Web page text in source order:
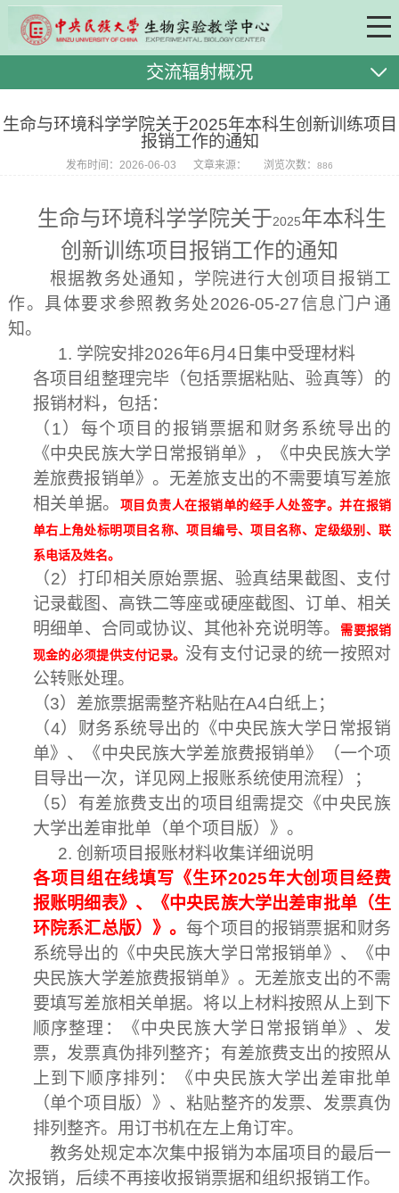
交流辐射概况
生命与环境科学学院关于2025年本科生创新训练项目
报销工作的通知
发布时间：2026-06-03 文章来源： 浏览次数：886
生命与环境科学学院关于2025年本科生
创新训练项目报销工作的通知
根据教务处通知，学院进行大创项目报销工
作。具体要求参照教务处2026-05-27信息门户通
知。
1. 学院安排2026年6月 4 日集中受理材料
各项目组整理完毕（包括票据粘贴、验真等）的
报销材料，包括：
（1）每个项目的报销票据和财务系统导出的
《中央民族大学日常报销单》，《中央民族大学
差旅费报销单》。无差旅支出的不需要填写差旅
相关单据。
项目负责人在报销单的经手人处签字。并在报销
单右上角处标明项目名称、项目编号、项目名称、定级级别、联
系电话及姓名。
（2）打印相关原始票据、验真结果截图、支付
记录截图、高铁二等座或硬座截图、订单、相关
明细单、合同或协议、其他补充说明等。
需要报销
现金的必须提供支付记录。 没有支付记录的统一按照对
公转账处理。
（3）差旅票据需整齐粘贴在A4白纸上；
（4）财务系统导出的《中央民族大学日常报销
单》、《中央民族大学差旅费报销单》（一个项
目导出一次，详见网上报账系统使用流程）；
（5）有差旅费支出的项目组需提交《中央民族
大学出差审批单（单个项目版）》。
2. 创新项目报账材料收集详细说明
各项目组在线填写《生环2025年大创项目经费
报账明细表》、《中央民族大学出差审批单（生
环院系汇总版）》。每个项目的报销票据和财务
系统导出的《中央民族大学日常报销单》、《中
央民族大学差旅费报销单》。无差旅支出的不需
要填写差旅相关单据。将以上材料按照从上到下
顺序整理：《中央民族大学日常报销单》、发
票，发票真伪排列整齐；有差旅费支出的按照从
上到下顺序排列：《中央民族大学出差审批单
（单个项目版）》、粘贴整齐的发票、发票真伪
排列整齐。用订书机在左上角订牢。
教务处规定本次集中报销为本届项目的最后一
次报销，后续不再接收报销票据和组织报销工作。